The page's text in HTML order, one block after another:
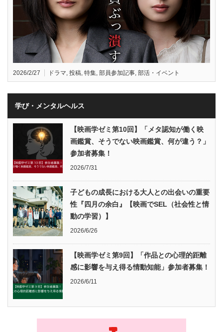
2026/2/27 ドラマ 投稿 特集 部員参加記事 部活・イベント
学び・メンタルヘルス
【映画学ゼミ第10回】「メタ認知が働く映
画鑑賞、そうでない映画鑑賞、何が違う？」
参加者募集！
2026/7/31
子どもの成長における大人との出会いの重要
性『四月の余白』【映画でSEL（社会性と情
動の学習）】
2026/6/26
【映画学ゼミ第9回】「作品との心理的距離
感に影響を与え得る情動知能」参加者募集！
2026/6/11